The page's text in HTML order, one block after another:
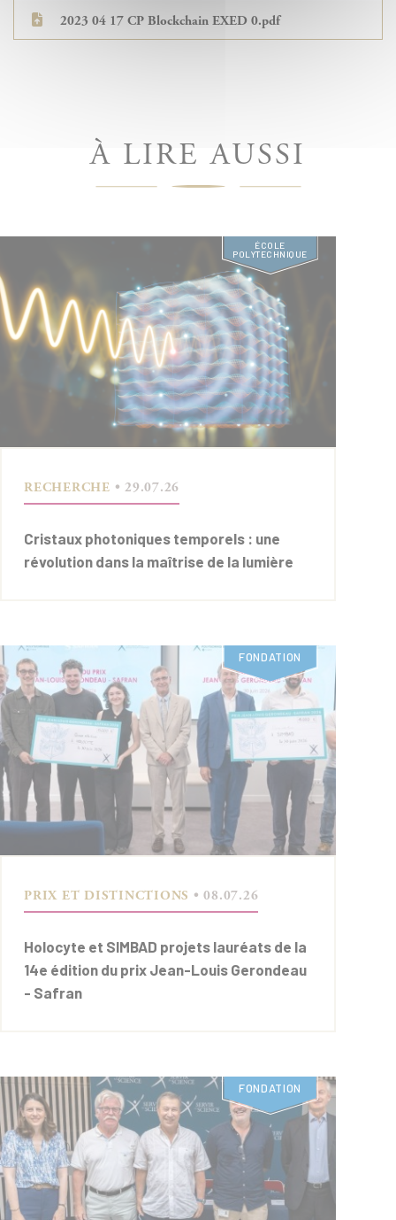
2023 04 17 CP Blockchain EXED 0.pdf
À LIRE AUSSI
ÉCOLE
POLYTECHNIQUE
RECHERCHE • 29.07.26
Cristaux photoniques temporels : une
révolution dans la maîtrise de la lumière
FONDATION
PRIX ET DISTINCTIONS • 08.07.26
Holocyte et SIMBAD projets lauréats de la
14e édition du prix Jean-Louis Gerondeau
- Safran
FONDATION